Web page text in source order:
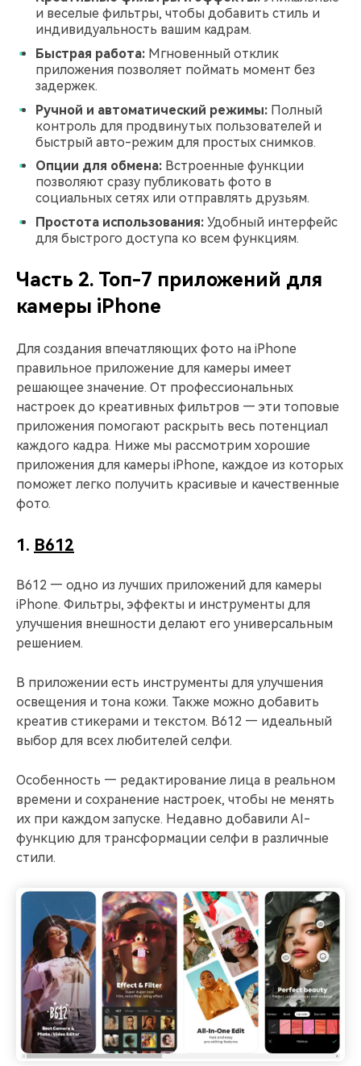
и веселые фильтры, чтобы добавить стиль и
индивидуальность вашим кадрам.
Быстрая работа: Мгновенный отклик
приложения позволяет поймать момент без
задержек.
Ручной и автоматический режимы: Полный
контроль для продвинутых пользователей и
быстрый авто-режим для простых снимков.
Опции для обмена: Встроенные функции
позволяют сразу публиковать фото в
социальных сетях или отправлять друзьям.
Простота использования: Удобный интерфейс
для быстрого доступа ко всем функциям.
Часть 2. Топ-7 приложений для
камеры iPhone
Для создания впечатляющих фото на iPhone
правильное приложение для камеры имеет
решающее значение. От профессиональных
настроек до креативных фильтров — эти топовые
приложения помогают раскрыть весь потенциал
каждого кадра. Ниже мы рассмотрим хорошие
приложения для камеры iPhone, каждое из которых
поможет легко получить красивые и качественные
фото.
1. B612
B612 — одно из лучших приложений для камеры
iPhone. Фильтры, эффекты и инструменты для
улучшения внешности делают его универсальным
решением.
В приложении есть инструменты для улучшения
освещения и тона кожи. Также можно добавить
креатив стикерами и текстом. B612 — идеальный
выбор для всех любителей селфи.
Особенность — редактирование лица в реальном
времени и сохранение настроек, чтобы не менять
их при каждом запуске. Недавно добавили AI-
функцию для трансформации селфи в различные
стили.